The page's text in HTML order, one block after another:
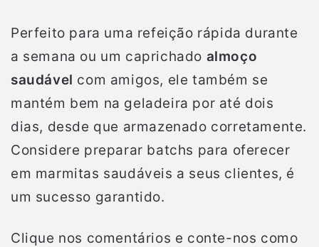
Perfeito para uma refeição rápida durante
a semana ou um caprichado almoço
saudável com amigos, ele também se
mantém bem na geladeira por até dois
dias, desde que armazenado corretamente.
Considere preparar batchs para oferecer
em marmitas saudáveis a seus clientes, é
um sucesso garantido.
Clique nos comentários e conte-nos como